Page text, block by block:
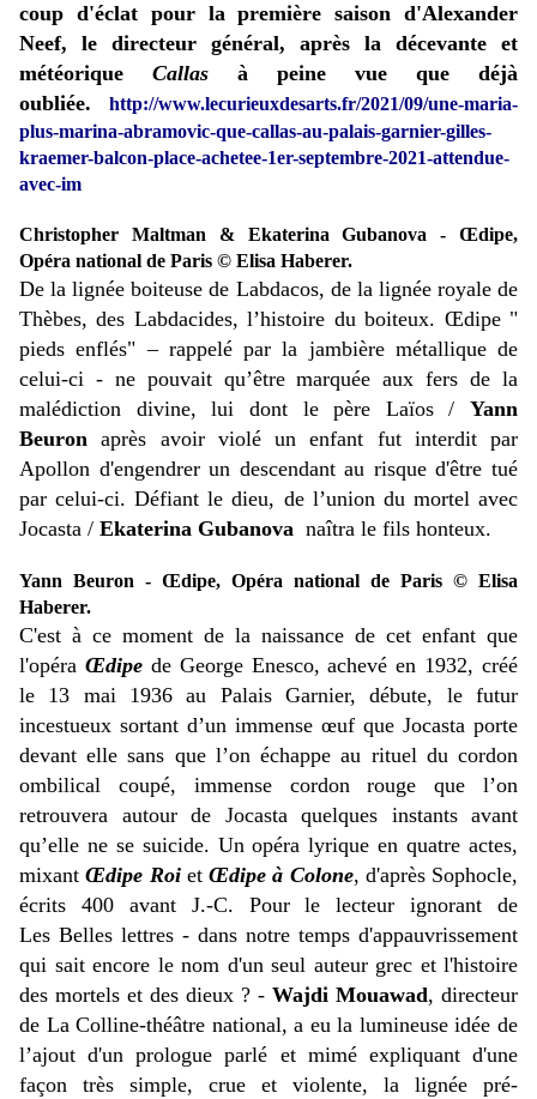
coup d'éclat pour la première saison d'Alexander
Neef, le directeur général, après la décevante et
météorique Callas à peine vue que déjà
oubliée. http://www.lecurieuxdesarts.fr/2021/09/une-maria-
plus-marina-abramovic-que-callas-au-palais-garnier-gilles-
kraemer-balcon-place-achetee-1er-septembre-2021-attendue-
avec-im
Christopher Maltman & Ekaterina Gubanova - Œdipe,
Opéra national de Paris © Elisa Haberer.
De la lignée boiteuse de Labdacos, de la lignée royale de
Thèbes, des Labdacides, l’histoire du boiteux. Œdipe "
pieds enflés" – rappelé par la jambière métallique de
celui-ci - ne pouvait qu’être marquée aux fers de la
malédiction divine, lui dont le père Laïos / Yann
Beuron après avoir violé un enfant fut interdit par
Apollon d'engendrer un descendant au risque d'être tué
par celui-ci. Défiant le dieu, de l’union du mortel avec
Jocasta / Ekaterina Gubanova naîtra le fils honteux.
Yann Beuron - Œdipe, Opéra national de Paris © Elisa
Haberer.
C'est à ce moment de la naissance de cet enfant que
l'opéra Œdipe de George Enesco, achevé en 1932, créé
le 13 mai 1936 au Palais Garnier, débute, le futur
incestueux sortant d’un immense œuf que Jocasta porte
devant elle sans que l’on échappe au rituel du cordon
ombilical coupé, immense cordon rouge que l’on
retrouvera autour de Jocasta quelques instants avant
qu’elle ne se suicide. Un opéra lyrique en quatre actes,
mixantŒdipe Roiet Œdipe à Colone, d'après Sophocle,
écrits 400 avant J.-C. Pour le lecteur ignorant de
Les Belles lettres - dans notre temps d'appauvrissement
qui sait encore le nom d'un seul auteur grec et l'histoire
des mortels et des dieux ? - Wajdi Mouawad, directeur
de La Colline-théâtre national, a eu la lumineuse idée de
l’ajout d'un prologue parlé et mimé expliquant d'une
façon très simple, crue et violente, la lignée pré-